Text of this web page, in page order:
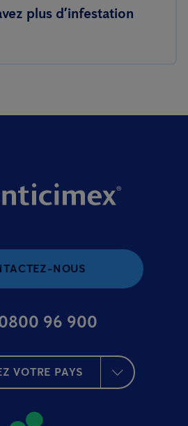
plus d’infestation
NOUS
96 900
VOTRE PAYS